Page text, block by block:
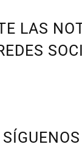
LAS
SÍGUENOS